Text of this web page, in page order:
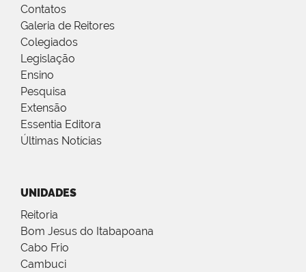
Contatos
Galeria de Reitores
Colegiados
Legislação
Ensino
Pesquisa
Extensão
Essentia Editora
Últimas Notícias
UNIDADES
Reitoria
Bom Jesus do Itabapoana
Cabo Frio
Cambuci